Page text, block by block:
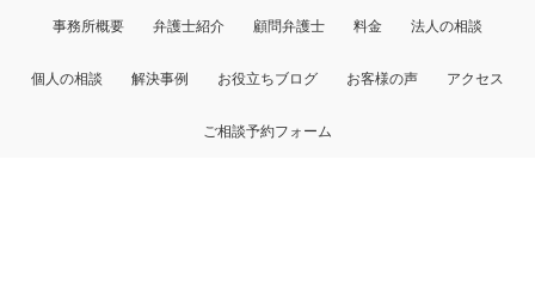
事務所概要 弁護士紹介 顧問弁護士 料金 法人の相談
個人の相談 解決事例 お役立ちブログ お客様の声 アクセス
ご相談予約フォーム